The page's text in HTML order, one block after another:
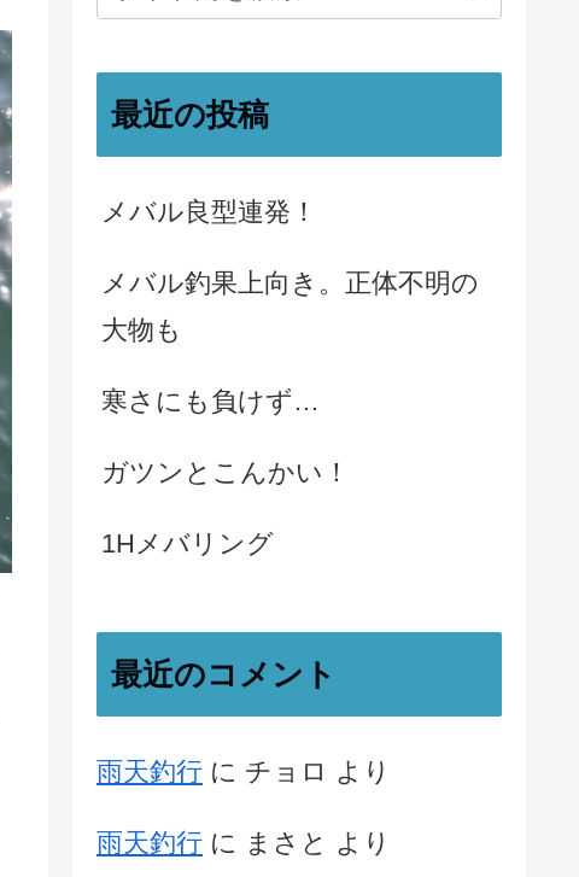
最近の投稿
メバル良型連発！
メバル釣果上向き。正体不明の
大物も
寒さにも負けず…
ガツンとこんかい！
1Hメバリング
最近のコメント
雨天釣行 に チョロ より
雨天釣行 に まさと より